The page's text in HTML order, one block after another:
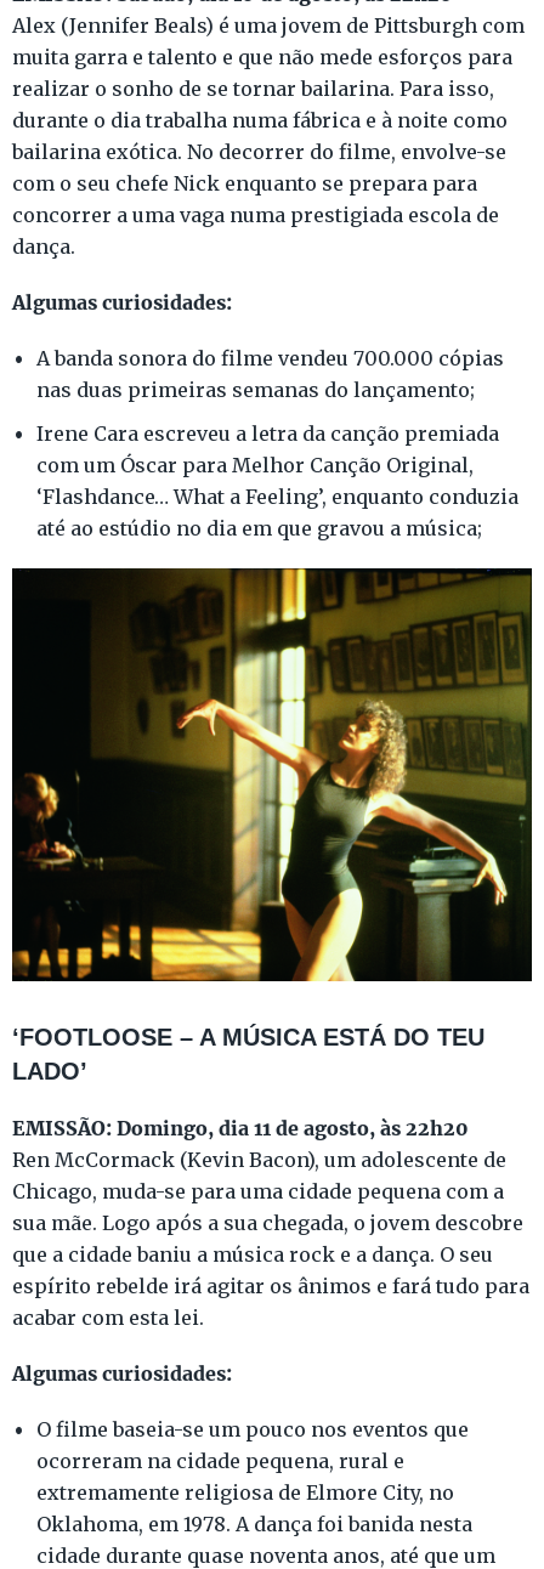
Alex (Jennifer Beals) é uma jovem de Pittsburgh com
muita garra e talento e que não mede esforços para
realizar o sonho de se tornar bailarina. Para isso,
durante o dia trabalha numa fábrica e à noite como
bailarina exótica. No decorrer do filme, envolve-se
com o seu chefe Nick enquanto se prepara para
concorrer a uma vaga numa prestigiada escola de
dança.
Algumas curiosidades:
A banda sonora do filme vendeu 700.000 cópias
nas duas primeiras semanas do lançamento;
Irene Cara escreveu a letra da canção premiada
com um Óscar para Melhor Canção Original,
‘Flashdance… What a Feeling’, enquanto conduzia
até ao estúdio no dia em que gravou a música;
‘FOOTLOOSE – A MÚSICA ESTÁ DO TEU
LADO’
EMISSÃO: Domingo, dia 11 de agosto, às 22h20
Ren McCormack (Kevin Bacon), um adolescente de
Chicago, muda-se para uma cidade pequena com a
sua mãe. Logo após a sua chegada, o jovem descobre
que a cidade baniu a música rock e a dança. O seu
espírito rebelde irá agitar os ânimos e fará tudo para
acabar com esta lei.
Algumas curiosidades:
O filme baseia-se um pouco nos eventos que
ocorreram na cidade pequena, rural e
extremamente religiosa de Elmore City, no
Oklahoma, em 1978. A dança foi banida nesta
cidade durante quase noventa anos, até que um